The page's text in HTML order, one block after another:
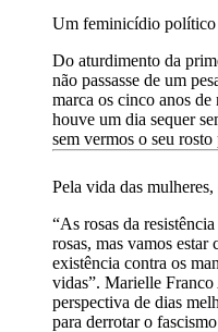
Um feminicídio político
Do aturdimento da
não passasse de um
marca os cinco anos
houve um dia sequer
sem vermos o seu
Pela vida das
“As rosas da
rosas, mas vamos
existência contra os
vidas”. Marielle Franco
perspectiva de dias
para derrotar o